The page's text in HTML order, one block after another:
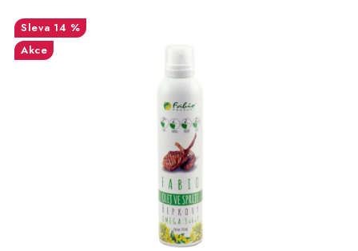
EKO DROGERIE A KOSMETIKA
14 %
Akce